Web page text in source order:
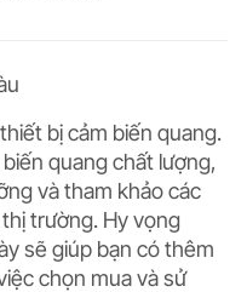
bịcảm biến quang.
quang chất lượng,
và tham khảo các
trường. Hy vọng
sẽ giúp bạn có thêm
chọn mua và sử